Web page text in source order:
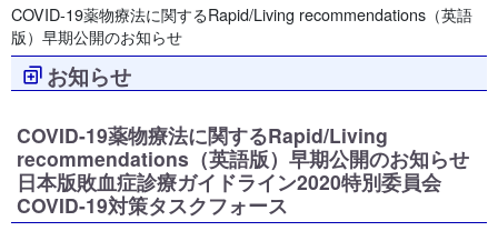
COVID-19薬物療法に関するRapid/Living recommendations（英語
版）早期公開のお知らせ
お知らせ
COVID-19薬物療法に関するRapid/Living
recommendations（英語版）早期公開のお知らせ
日本版敗血症診療ガイドライン2020特別委員会
COVID-19対策タスクフォース